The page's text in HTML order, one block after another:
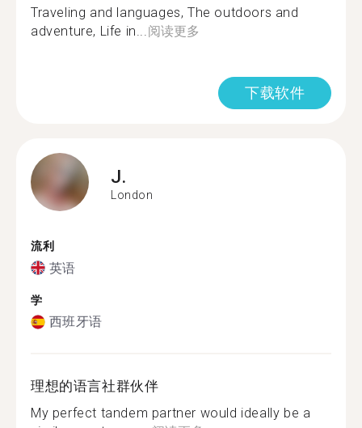
Traveling and languages, The outdoors and
adventure, Life in...阅读更多
下载软件
J.
London
流利
英语
学
西班牙语
理想的语言社群伙伴
My perfect tandem partner would ideally be a